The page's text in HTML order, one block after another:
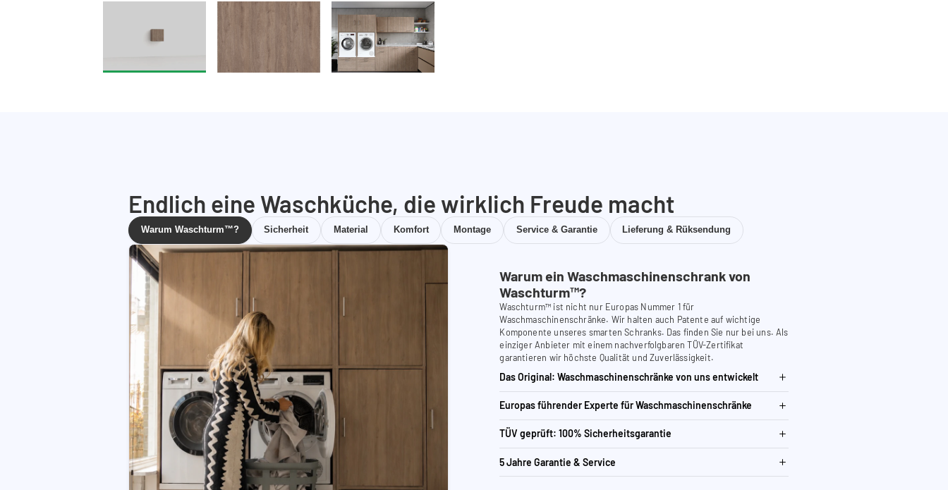
Endlich eine Waschküche, die wirklich Freude macht
Warum Waschturm™? Sicherheit Material Komfort Montage Service & Garantie Lieferung & Rüksendung
Warum ein Waschmaschinenschrank von
Waschturm™?
Waschturm™ ist nicht nur Europas Nummer 1 für
Waschmaschinenschränke. Wir halten auch Patente auf wichtige
Komponente unseres smarten Schranks. Das finden Sie nur bei uns. Als
einziger Anbieter mit einem nachverfolgbaren TÜV-Zertifikat
garantieren wir höchste Qualität und Zuverlässigkeit.
Das Original: Waschmaschinenschränke von uns entwickelt
Europas führender Experte für Waschmaschinenschränke
TÜV geprüft: 100% Sicherheitsgarantie
5 Jahre Garantie & Service